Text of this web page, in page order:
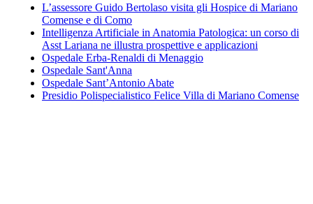
L’assessore Guido Bertolaso visita gli Hospice di Mariano
Comense e di Como
Intelligenza Artificiale in Anatomia Patologica: un corso di
Asst Lariana ne illustra prospettive e applicazioni
Ospedale Erba-Renaldi di Menaggio
Ospedale Sant'Anna
Ospedale Sant’Antonio Abate
Presidio Polispecialistico Felice Villa di Mariano Comense